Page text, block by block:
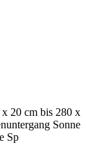
20 cm bis 280 x
Sonne
Sp